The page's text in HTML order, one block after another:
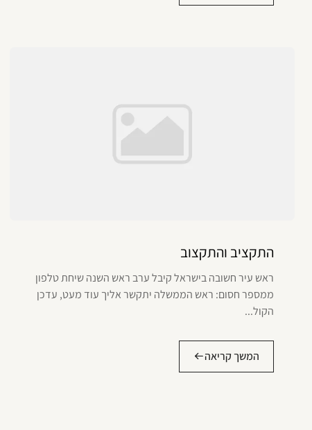
התקציב והתקצוב
ראש עיר חשובה בישראל קיבל ערב ראש השנה שיחת טלפון
ממספר חסום: ראש הממשלה יתקשר אליך עוד מעט, עדכן
הקול...
המשך קריאה